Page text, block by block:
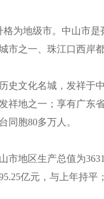
格为地级市。中山市
市之一、珠江口西岸
史文化名城，发祥于
祥地之一；享有广东
同胞80多万人。
市地区生产总值为
亿元，与上年持平